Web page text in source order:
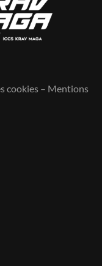
cookies– Mentions